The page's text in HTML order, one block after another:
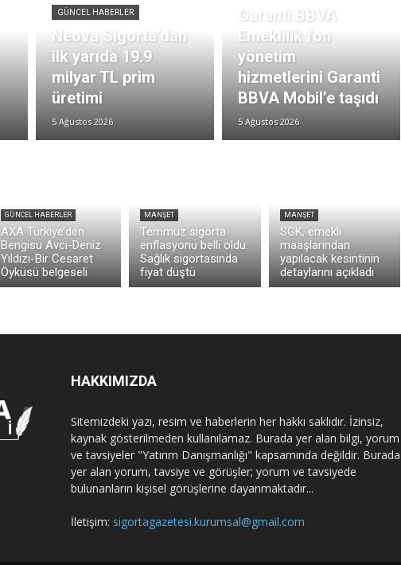
GÜNCEL HABERLER
Neova Sigorta’dan
ilk yarıda 19.9
milyar TL prim
üretimi
5 Ağustos 2026
Garanti BBVA
Emeklilik fon
yönetim
hizmetlerini Garanti
BBVA Mobil’e taşıdı
5 Ağustos 2026
GÜNCEL HABERLER
AXA Türkiye’den
Bengisu Avcı-Deniz
Yıldızı-Bir Cesaret
Öyküsü belgeseli
MANŞET
Temmuz sigorta
enflasyonu belli oldu:
Sağlık sigortasında
fiyat düştü
MANŞET
SGK, emekli
maaşlarından
yapılacak kesintinin
detaylarını açıkladı
HAKKIMIZDA
Sitemizdeki yazı, resim ve haberlerin her hakkı saklıdır. İzinsiz,
kaynak gösterilmeden kullanılamaz. Burada yer alan bilgi, yorum
ve tavsiyeler "Yatırım Danışmanlığı" kapsamında değildir. Burada
yer alan yorum, tavsiye ve görüşler; yorum ve tavsiyede
bulunanların kişisel görüşlerine dayanmaktadır...
İletişim: sigortagazetesi.kurumsal@gmail.com